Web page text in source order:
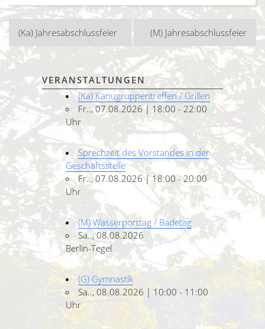
Beitragsnavigation
(Ka) Jahresabschlussfeier (M) Jahresabschlussfeier
VERANSTALTUNGEN
(Ka) Kanugruppentreffen / Grillen
Fr.., 07.08.2026 | 18:00 - 22:00
Uhr
Sprechzeit des Vorstandes in der
Geschäftsstelle
Fr.., 07.08.2026 | 18:00 - 20:00
Uhr
(M) Wasserporttag / Badetag
Sa.., 08.08.2026
Berlin-Tegel
(G) Gymnastik
Sa.., 08.08.2026 | 10:00 - 11:00
Uhr